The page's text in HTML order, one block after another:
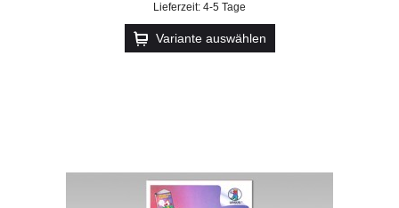
Lieferzeit: 4-5 Tage
Variante auswählen